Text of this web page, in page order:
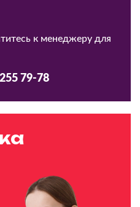
к менеджеру для
79-78